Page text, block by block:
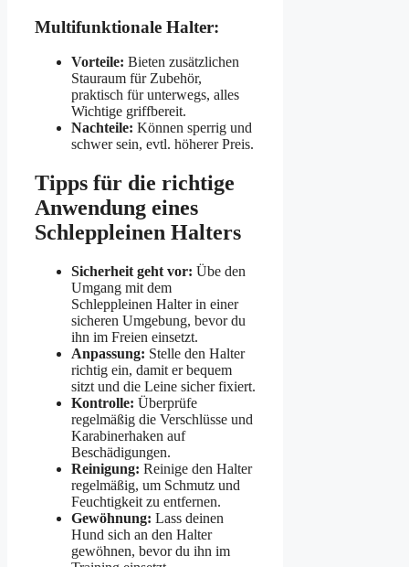
Multifunktionale Halter:
Vorteile: Bieten zusätzlichen
Stauraum für Zubehör,
praktisch für unterwegs, alles
Wichtige griffbereit.
Nachteile: Können sperrig und
schwer sein, evtl. höherer Preis.
Tipps für die richtige
Anwendung eines
Schleppleinen Halters
Sicherheit geht vor: Übe den
Umgang mit dem
Schleppleinen Halter in einer
sicheren Umgebung, bevor du
ihn im Freien einsetzt.
Anpassung: Stelle den Halter
richtig ein, damit er bequem
sitzt und die Leine sicher fixiert.
Kontrolle: Überprüfe
regelmäßig die Verschlüsse und
Karabinerhaken auf
Beschädigungen.
Reinigung: Reinige den Halter
regelmäßig, um Schmutz und
Feuchtigkeit zu entfernen.
Gewöhnung: Lass deinen
Hund sich an den Halter
gewöhnen, bevor du ihn im